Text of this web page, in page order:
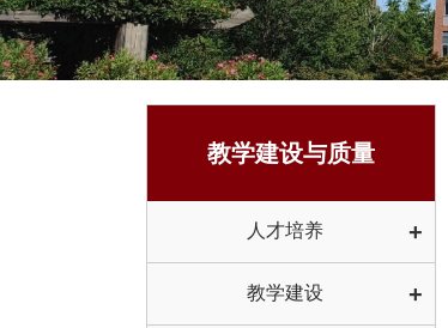
教学建设与质量
人才培养 +
教学建设 +